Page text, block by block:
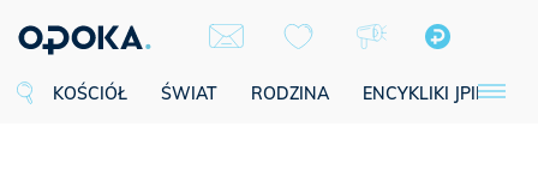
KOŚCIÓŁ ŚWIAT RODZINA ENCYKLIKI JPII